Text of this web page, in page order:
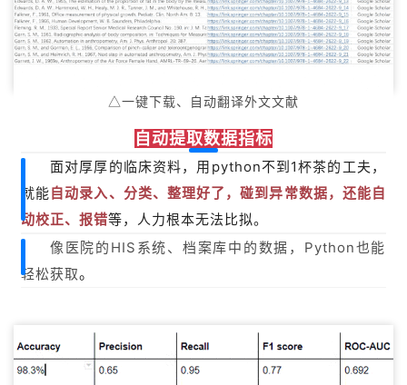
△一键下载、自动翻译外文文献
自动提取数据指标
面对厚厚的临床资料，用python不到1杯茶的工夫，
就能自动录入、分类、整理好了，碰到异常数据，还能自
动校正、报错等，人力根本无法比拟。
像医院的HIS系统、档案库中的数据，Python也能
轻松获取。